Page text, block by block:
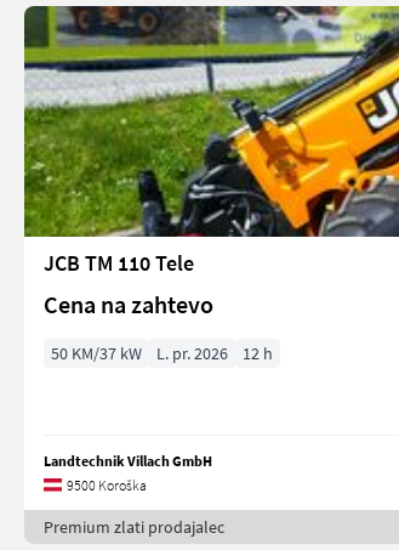
JCB TM 110 Tele
Cena na zahtevo
50 KM/37 kW L. pr. 2026 12 h
Landtechnik Villach GmbH
9500 Koroška
Premium zlati prodajalec